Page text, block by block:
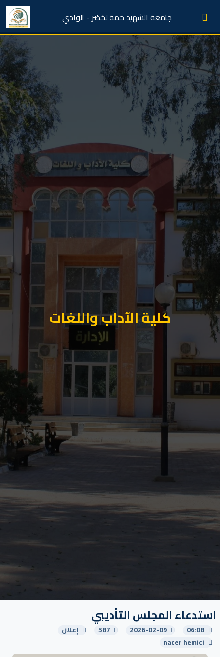
جامعة الشهيد حمة لخضر - الوادي
كلية الآداب واللغات
استدعاء المجلس التأديبي
06:08
2026-02-09
587
إعلان
nacer hemici